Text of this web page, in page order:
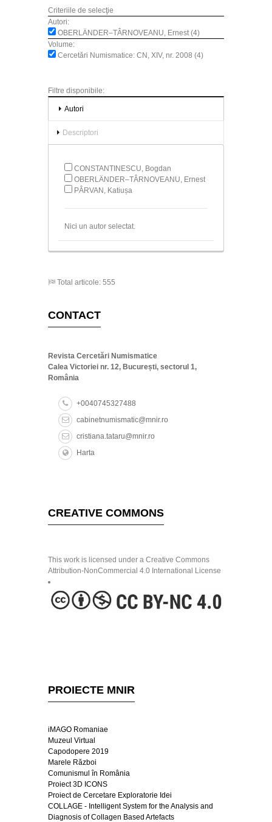
Criteriile de selecţie
Autori:
OBERLÄNDER–TÂRNOVEANU, Ernest (4)
Volume:
Cercetări Numismatice: CN, XIV, nr. 2008 (4)
Filtre disponibile:
Autori
Descriptori
CONSTANTINESCU, Bogdan
OBERLÄNDER–TÂRNOVEANU, Ernest
PÂRVAN, Katiușa
Nici un autor selectat.
Total articole: 555
CONTACT
Revista Cercetări Numismatice
Calea Victoriei nr. 12, București, sectorul 1,
România
+0040745327488
cabinetnumismatic@mnir.ro
cristiana.tataru@mnir.ro
Harta
CREATIVE COMMONS
This work is licensed under a Creative Commons
Attribution-NonCommercial 4.0 International License
PROIECTE MNIR
iMAGO Romaniae
Muzeul Virtual
Capodopere 2019
Marele Război
Comunismul în România
Proiect 3D ICONS
Proiect de Cercetare Exploratorie Idei
COLLAGE - Intelligent System for the Analysis and
Diagnosis of Collagen Based Artefacts